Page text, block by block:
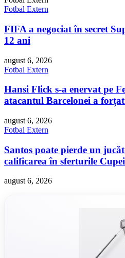
Fotbal Extern
FIFA a negociat în secret
12 ani
august 6, 2026
Fotbal Extern
Hansi Flick s-a enervat pe
atacantul Barcelonei a
august 6, 2026
Fotbal Extern
Santos poate pierde un
calificarea în sferturile
august 6, 2026